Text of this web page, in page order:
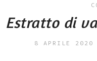
Estratto di
8 APRILE 2020